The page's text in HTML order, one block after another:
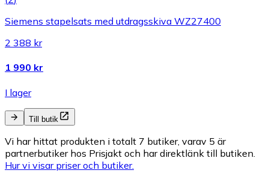
Siemens stapelsats med utdragsskiva WZ27400
2 388 kr
1 990 kr
I lager
Till butik
Vi har hittat produkten i totalt 7 butiker, varav 5 är
partnerbutiker hos Prisjakt och har direktlänk till butiken.
Hur vi visar priser och butiker.